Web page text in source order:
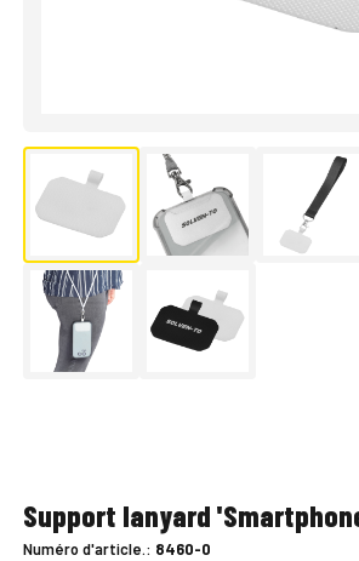
Support lanyard
Numéro d'article.: 8460-0